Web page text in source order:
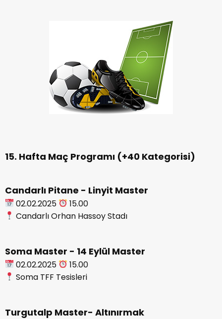
15. Hafta Maç Programı (+40 Kategorisi)
Candarlı Pitane - Linyit Master
02.02.2025
15.00
Candarlı Orhan Hassoy Stadı
Soma Master - 14 Eylül Master
02.02.2025
15.00
Soma TFF Tesisleri
Turgutalp Master- Altınırmak